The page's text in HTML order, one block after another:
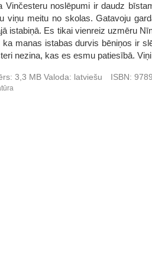
noslēpumi ir daudz
viņu meitu no skolas. Gatavoju
istabiņā. Es tikai vienreiz uzmēru
manas istabas durvis bēniņos ir
nezina, kas es esmu patiesībā.
3,3 MBValoda: latviešu ISBN: